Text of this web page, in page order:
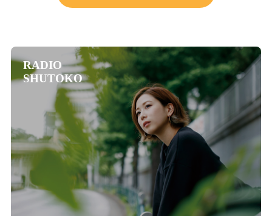
RADIO
SHUTOKO